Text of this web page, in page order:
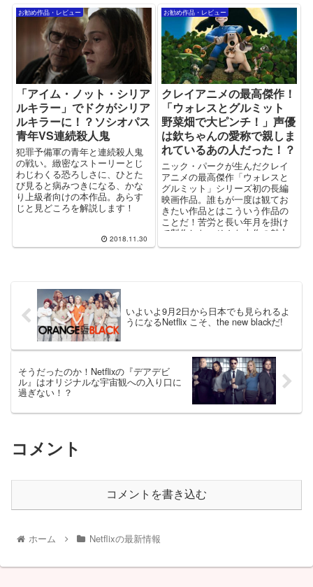
ーマンドラマです！
お勧め作品・レビュー
「アイム・ノット・シリア
ルキラー」でドクがシリア
ルキラーに！？ソシオパス
青年VS連続殺人鬼
犯罪予備軍の青年と連続殺人鬼
の戦い。緻密なストーリーとじ
わじわくる恐ろしさに、ひとた
び見ると病みつきになる、かな
り上級者向けの本作品。あらす
じと見どころを解説します！
2018.11.30
お勧め作品・レビュー
クレイアニメの最高傑作！
「ウォレスとグルミット
野菜畑で大ピンチ！」声優
は欽ちゃんの愛称で親しま
れているあの人だった！？
ニック・パークが生んだクレイ
アニメの最高傑作「ウォレスと
グルミット」シリーズ初の長編
映画作品。誰もが一度は観てお
きたい作品とはこういう作品の
ことだ！苦労と長い年月を掛け
て製作した、そんな本作の魅力
を語ります！
いよいよ9月2日から日本でも見られるよ
うになるNetflix こそ、the new blackだ!
そうだったのか！Netflixの『デアデビ
ル』はオリジナルな宇宙観への入り口に
過ぎない！？
コメント
コメントを書き込む
ホーム Netflixの最新情報